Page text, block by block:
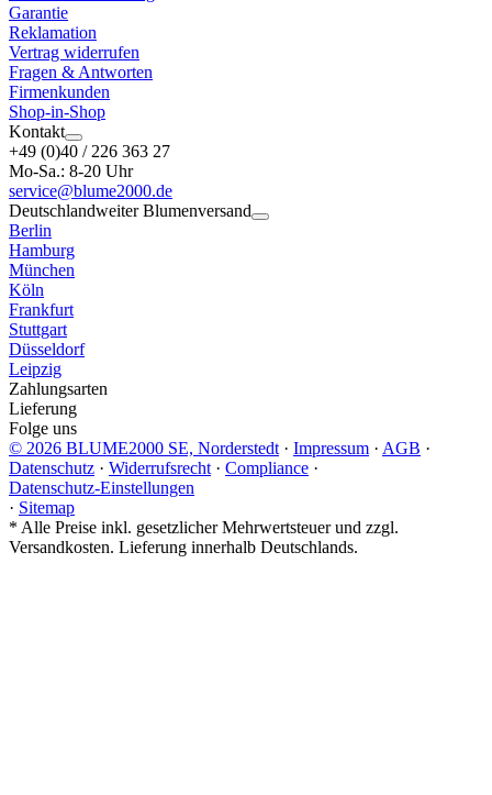
Garantie
Reklamation
Vertrag widerrufen
Fragen & Antworten
Firmenkunden
Shop-in-Shop
Kontakt
+49 (0)40 / 226 363 27
Mo-Sa.: 8-20 Uhr
service@blume2000.de
Deutschlandweiter Blumenversand
Berlin
Hamburg
München
Köln
Frankfurt
Stuttgart
Düsseldorf
Leipzig
Zahlungsarten
Lieferung
Folge uns
© 2026 BLUME2000 SE, Norderstedt · Impressum · AGB ·
Datenschutz · Widerrufsrecht · Compliance ·
Datenschutz-Einstellungen
· Sitemap
* Alle Preise inkl. gesetzlicher Mehrwertsteuer und zzgl.
Versandkosten. Lieferung innerhalb Deutschlands.